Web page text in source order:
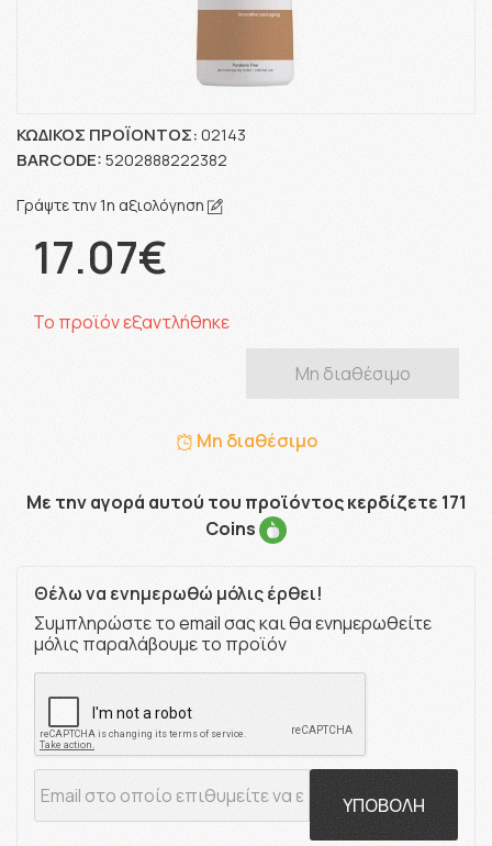
ΚΩΔΙΚΌΣ ΠΡΟΪΌΝΤΟΣ: 02143
BARCODE: 5202888222382
Γράψτε την 1η αξιολόγηση
17.07€
Το προϊόν εξαντλήθηκε
Μη διαθέσιμο
Μη διαθέσιμο
Με την αγορά αυτού του προϊόντος κερδίζετε 171
Coins
Θέλω να ενημερωθώ μόλις έρθει!
Συμπληρώστε το email σας και θα ενημερωθείτε
μόλις παραλάβουμε το προϊόν
ΥΠΟΒΟΛΗ